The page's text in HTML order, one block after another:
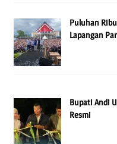
Puluhan
Lapangan
Bupati Andi
Resmi